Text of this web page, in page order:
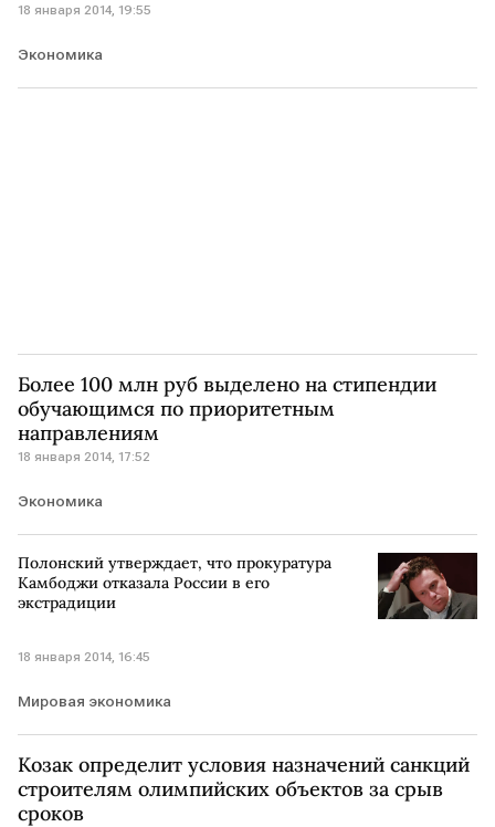
18 января 2014, 19:55
Экономика
Более 100 млн руб выделено на стипендии
обучающимся по приоритетным
направлениям
18 января 2014, 17:52
Экономика
Полонский утверждает, что прокуратура
Камбоджи отказала России в его
экстрадиции
18 января 2014, 16:45
Мировая экономика
Козак определит условия назначений санкций
строителям олимпийских объектов за срыв
сроков